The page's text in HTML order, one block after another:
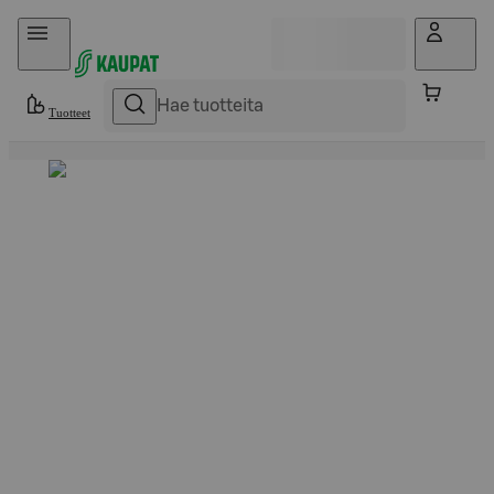
Hyppää sisältöön
Tuotteet